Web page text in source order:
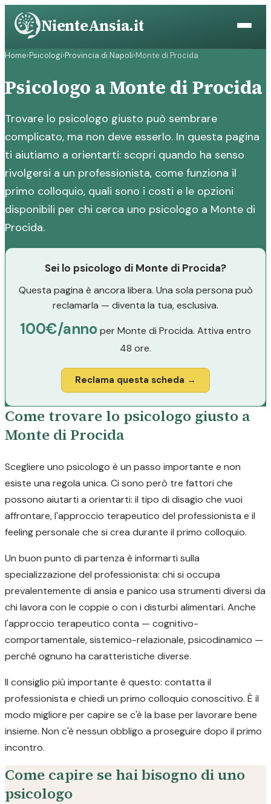
Vai
contenuto
NienteAnsia.it
Home›Psicologi›Provincia di Napoli›Monte di Procida
Psicologo a Monte di Procida
Trovare lo psicologo giusto può sembrare
complicato, ma non deve esserlo. In questa pagina
ti aiutiamo a orientarti: scopri quando ha senso
rivolgersi a un professionista, come funziona il
primo colloquio, quali sono i costi e le opzioni
disponibili per chi cerca uno psicologo a Monte di
Procida.
Sei lo psicologo di Monte di Procida?
Questa pagina è ancora libera. Una sola persona può
reclamarla — diventa la tua, esclusiva.
100€/annoper Monte di Procida. Attiva entro
48 ore.
Reclama questa scheda →
Come trovare lo psicologo giusto a
Monte di Procida
Scegliere uno psicologo è un passo importante e non
esiste una regola unica. Ci sono però tre fattori che
possono aiutarti a orientarti: il tipo di disagio che vuoi
affrontare, l'approccio terapeutico del professionista e il
feeling personale che si crea durante il primo colloquio.
Un buon punto di partenza è informarti sulla
specializzazione del professionista: chi si occupa
prevalentemente di ansia e panico usa strumenti diversi da
chi lavora con le coppie o con i disturbi alimentari. Anche
l'approccio terapeutico conta — cognitivo-
comportamentale, sistemico-relazionale, psicodinamico —
perché ognuno ha caratteristiche diverse.
Il consiglio più importante è questo: contatta il
professionista e chiedi un primo colloquio conoscitivo. È il
modo migliore per capire se c'è la base per lavorare bene
insieme. Non c'è nessun obbligo a proseguire dopo il primo
incontro.
Come capire se hai bisogno di uno
psicologo